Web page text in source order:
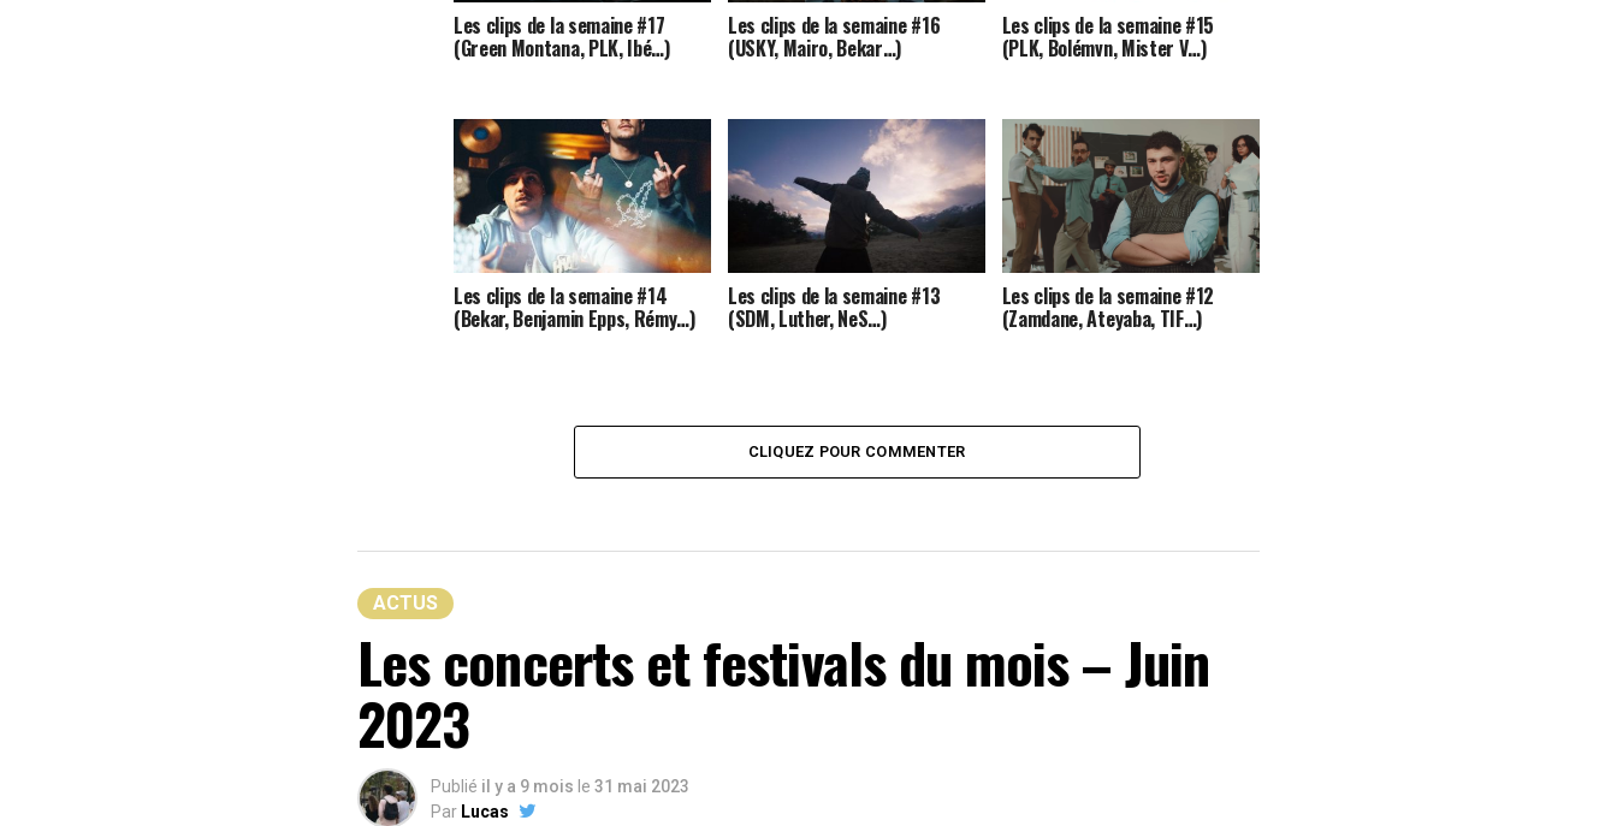
Les clips de la semaine #17
(Green Montana, PLK, Ibé…)
Les clips de la semaine #16
(USKY, Mairo, Bekar…)
Les clips de la semaine #15
(PLK, Bolémvn, Mister V…)
Les clips de la semaine #14
(Bekar, Benjamin Epps, Rémy…)
Les clips de la semaine #13
(SDM, Luther, NeS…)
Les clips de la semaine #12
(Zamdane, Ateyaba, TIF…)
CLIQUEZ POUR COMMENTER
ACTUS
Les concerts et festivals du mois – Juin
2023
Publié il y a 9 mois le 31 mai 2023
Par Lucas